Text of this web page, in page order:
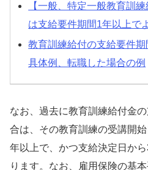
【一般、特定一般教育訓
は支給要件期間1年以上で
教育訓練給付の支給要件
具体例、転職した場合の例
なお、過去に教育訓練給付金
合は、その教育訓練の受講開
年以上で、かつ支給決定日か
ります。なお、雇用保険の基